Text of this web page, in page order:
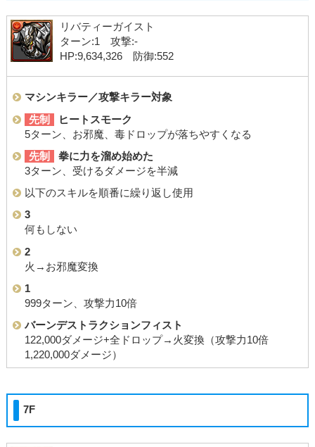
リバティーガイスト
ターン:1 攻撃:-
HP:9,634,326 防御:552
マシンキラー／攻撃キラー対象
先制
ヒートスモーク
5ターン、お邪魔、毒ドロップが落ちやすくなる
先制
拳に力を溜め始めた
3ターン、受けるダメージを半減
以下のスキルを順番に繰り返し使用
3
何もしない
2
火→お邪魔変換
1
999ターン、攻撃力10倍
バーンデストラクションフィスト
122,000ダメージ+全ドロップ→火変換（攻撃力10倍
1,220,000ダメージ）
7F